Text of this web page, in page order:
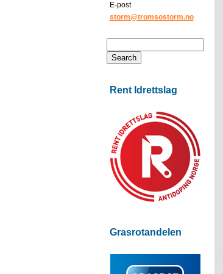
E-post
storm@tromsostorm.no
Rent Idrettslag
Grasrotandelen